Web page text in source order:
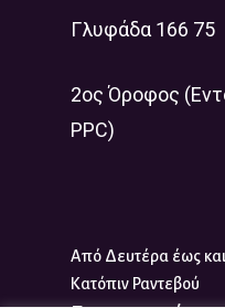
Γλυφάδα 166 75
2ος Όροφος
PPC)
Από Δευτέρα έως
Κατόπιν Ραντεβού